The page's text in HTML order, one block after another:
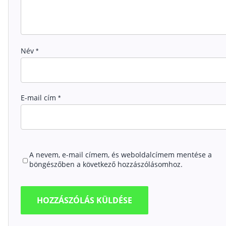
Név *
E-mail cím *
A nevem, e-mail címem, és weboldalcímem mentése a
böngészőben a következő hozzászólásomhoz.